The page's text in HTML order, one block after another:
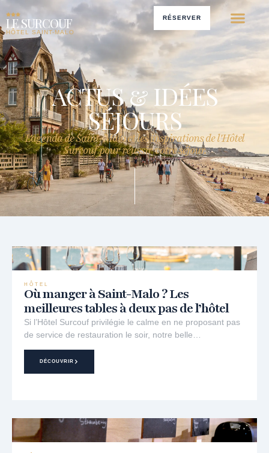
LE SURCOUF
HÔTEL SAINT-MALO
RÉSERVER
ACTUS & IDÉES
SÉJOURS
L'agenda de Saint-Malo et les inspirations de l'Hôtel
Surcouf pour réussir votre séjour.
HÔTEL
Où manger à Saint-Malo ? Les
meilleures tables à deux pas de l’hôtel
Si l’Hôtel Surcouf privilégie le calme en ne proposant pas
de service de restauration le soir, notre belle…
DÉCOUVRIR